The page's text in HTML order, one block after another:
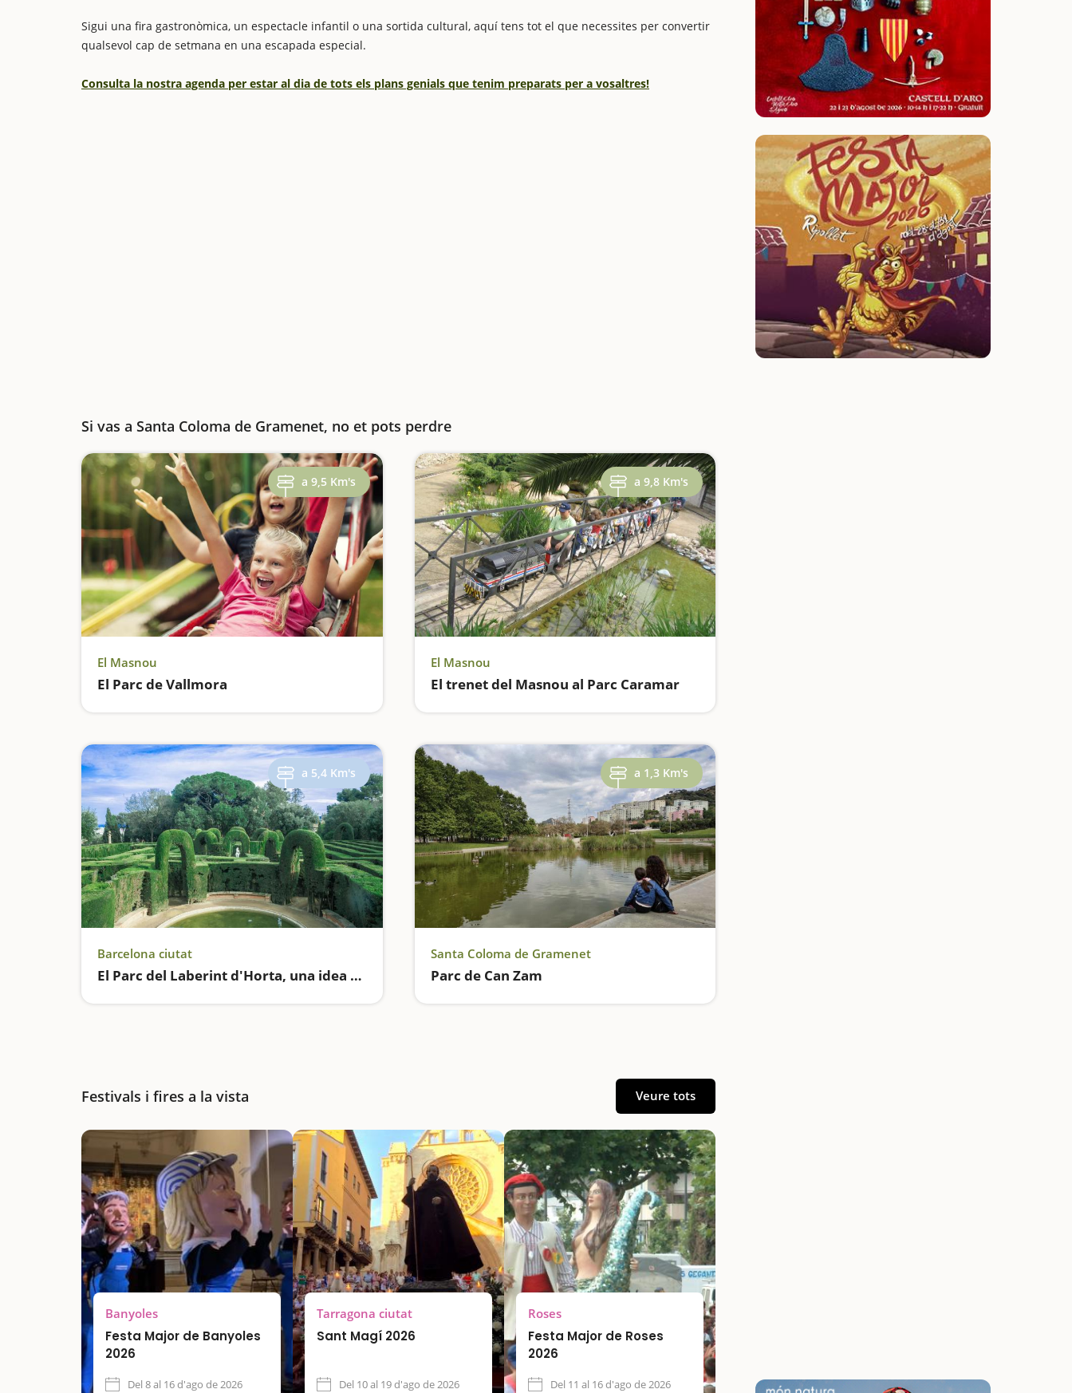
Sigui una fira gastronòmica, un espectacle infantil o una sortida cultural, aquí tens tot el que necessites per convertir
qualsevol cap de setmana en una escapada especial.
Consulta la nostra agenda per estar al dia de tots els plans genials que tenim preparats per a vosaltres!
Si vas a Santa Coloma de Gramenet, no et pots perdre
a 9,5 Km's
El Masnou
El Parc de Vallmora
a 9,8 Km's
El Masnou
El trenet del Masnou al Parc Caramar
a 5,4 Km's
Barcelona ciutat
El Parc del Laberint d'Horta, una idea genial per fer amb nens a Barcelona
a 1,3 Km's
Santa Coloma de Gramenet
Parc de Can Zam
Festivals i fires a la vista Veure tots
Banyoles
Festa Major de Banyoles
2026
Del 8 al 16 d'ago de 2026
Tarragona ciutat
Sant Magí 2026
Del 10 al 19 d'ago de 2026
Roses
Festa Major de Roses
2026
Del 11 al 16 d'ago de 2026